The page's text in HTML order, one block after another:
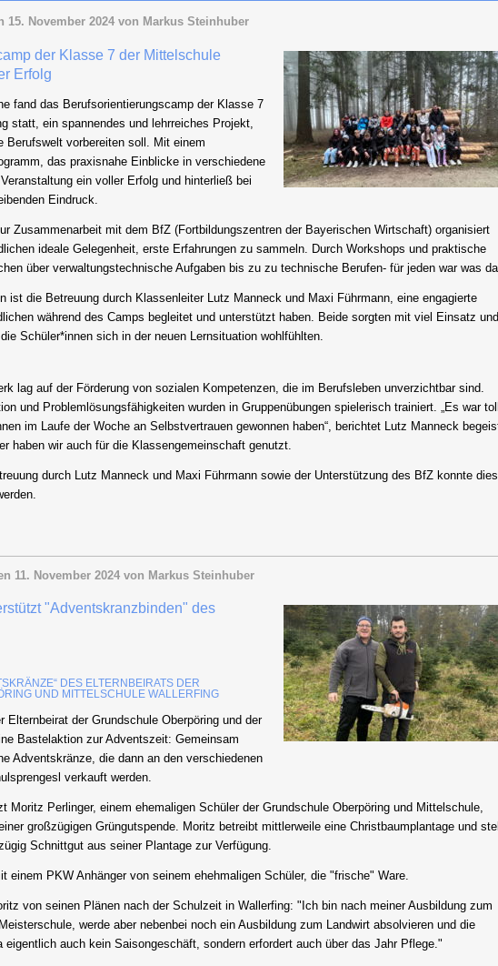
15. November 2024 von Markus Steinhuber
der Klasse 7 der Mittelschule
Erfolg
fand das Berufsorientierungscamp der Klasse 7
statt, ein spannendes und lehrreiches Projekt,
Berufswelt vorbereiten soll. Mit einem
das praxisnahe Einblicke in verschiedene
ein voller Erfolg und hinterließ bei
Eindruck.
Zusammenarbeit mit dem BfZ (Fortbildungszentren der Bayerischen Wirtschaft) organisiert
ideale Gelegenheit, erste Erfahrungen zu sammeln. Durch Workshops und praktische
über verwaltungstechnische Aufgaben bis zu zu technische Berufen- für jeden war was
ist die Betreuung durch Klassenleiter Lutz Manneck und Maxi Führmann, eine engagierte
während des Camps begleitet und unterstützt haben. Beide sorgten mit viel Einsatz und
Schüler*innen sich in der neuen Lernsituation wohlfühlten.
lag auf der Förderung von sozialen Kompetenzen, die im Berufsleben unverzichtbar sind.
und Problemlösungsfähigkeiten wurden in Gruppenübungen spielerisch trainiert. „Es war
im Laufe der Woche an Selbstvertrauen gewonnen haben“, berichtet Lutz Manneck
haben wir auch für die Klassengemeinschaft genutzt.
durch Lutz Manneck und Maxi Führmann sowie der Unterstützung des BfZ konnte
11. November 2024 von Markus Steinhuber
"Adventskranzbinden" des
DES ELTERNBEIRATS DER
UND MITTELSCHULE WALLERFING
Elternbeirat der Grundschule Oberpöring und der
Bastelaktion zur Adventszeit: Gemeinsam
Adventskränze, die dann an den verschiedenen
verkauft werden.
Moritz Perlinger, einem ehemaligen Schüler der Grundschule Oberpöring und Mittelschule,
großzügigen Grüngutspende. Moritz betreibt mittlerweile eine Christbaumplantage und
Schnittgut aus seiner Plantage zur Verfügung.
einem PKW Anhänger von seinem ehehmaligen Schüler, die "frische" Ware.
von seinen Plänen nach der Schulzeit in Wallerfing: "Ich bin nach meiner Ausbildung zum
werde aber nebenbei noch ein Ausbildung zum Landwirt absolvieren und die
eigentlich auch kein Saisongeschäft, sondern erfordert auch über das Jahr Pflege."